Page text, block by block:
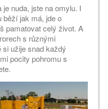
nuda, jste na omylu. I
běží jak má, jde o
pamatovat celý život. A
s různými
užije snad každý
pocity pohromu s